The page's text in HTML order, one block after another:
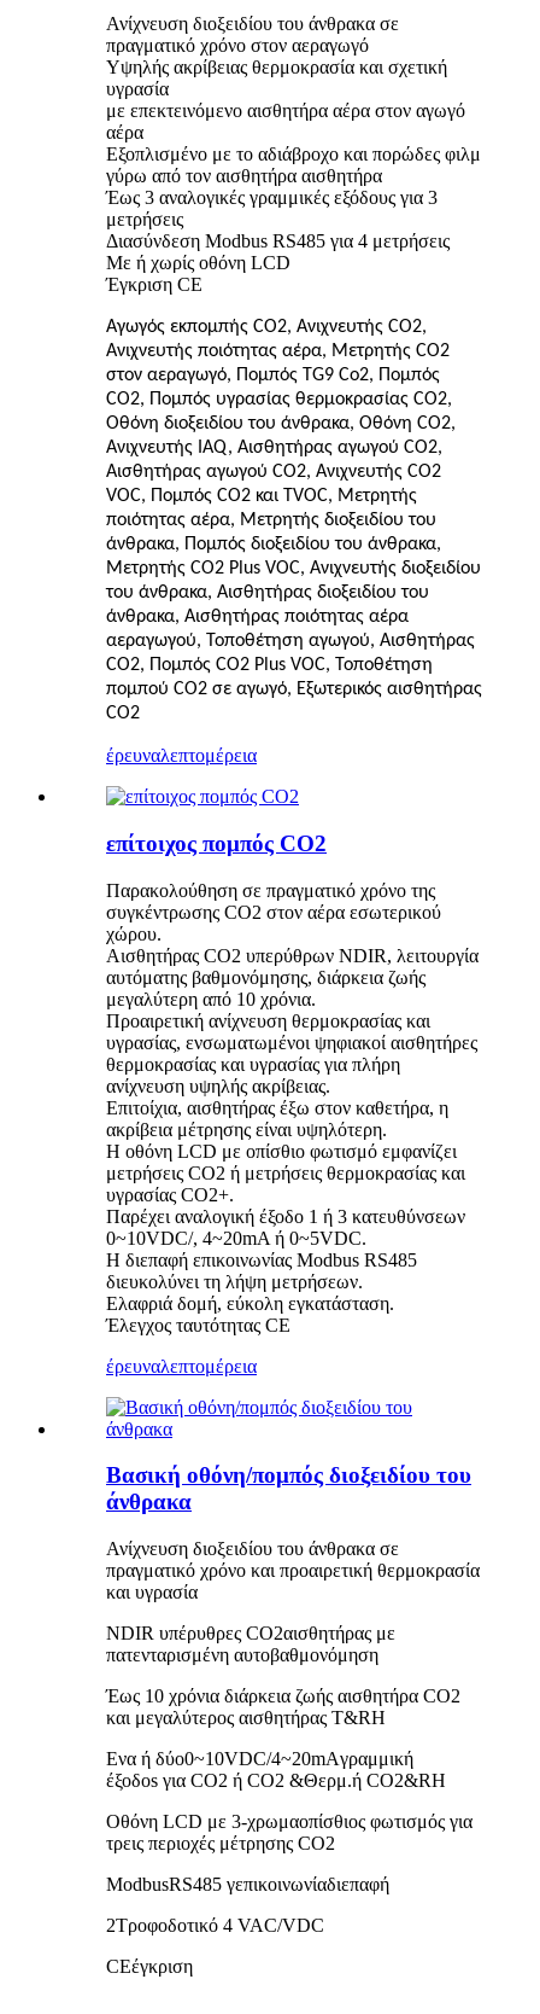
Ανίχνευση διοξειδίου του άνθρακα σε
πραγματικό χρόνο στον αεραγωγό
Υψηλής ακρίβειας θερμοκρασία και σχετική
υγρασία
με επεκτεινόμενο αισθητήρα αέρα στον αγωγό
αέρα
Εξοπλισμένο με το αδιάβροχο και πορώδες φιλμ
γύρω από τον αισθητήρα αισθητήρα
Έως 3 αναλογικές γραμμικές εξόδους για 3
μετρήσεις
Διασύνδεση Modbus RS485 για 4 μετρήσεις
Με ή χωρίς οθόνη LCD
Έγκριση CE
Αγωγός εκπομπής CO2, Ανιχνευτής CO2,
Ανιχνευτής ποιότητας αέρα, Μετρητής CO2
στον αεραγωγό, Πομπός TG9 Co2, Πομπός
CO2, Πομπός υγρασίας θερμοκρασίας CO2,
Οθόνη διοξειδίου του άνθρακα, Οθόνη CO2,
Ανιχνευτής IAQ, Αισθητήρας αγωγού CO2,
Αισθητήρας αγωγού CO2, Ανιχνευτής CO2
VOC, Πομπός CO2 και TVOC, Μετρητής
ποιότητας αέρα, Μετρητής διοξειδίου του
άνθρακα, Πομπός διοξειδίου του άνθρακα,
Μετρητής CO2 Plus VOC, Ανιχνευτής διοξειδίου
του άνθρακα, Αισθητήρας διοξειδίου του
άνθρακα, Αισθητήρας ποιότητας αέρα
αεραγωγού, Τοποθέτηση αγωγού, Αισθητήρας
CO2, Πομπός CO2 Plus VOC, Τοποθέτηση
πομπού CO2 σε αγωγό, Εξωτερικός αισθητήρας
CO2
έρευναλεπτομέρεια
επίτοιχος πομπός CO2
Παρακολούθηση σε πραγματικό χρόνο της
συγκέντρωσης CO2 στον αέρα εσωτερικού
χώρου.
Αισθητήρας CO2 υπερύθρων NDIR, λειτουργία
αυτόματης βαθμονόμησης, διάρκεια ζωής
μεγαλύτερη από 10 χρόνια.
Προαιρετική ανίχνευση θερμοκρασίας και
υγρασίας, ενσωματωμένοι ψηφιακοί αισθητήρες
θερμοκρασίας και υγρασίας για πλήρη
ανίχνευση υψηλής ακρίβειας.
Επιτοίχια, αισθητήρας έξω στον καθετήρα, η
ακρίβεια μέτρησης είναι υψηλότερη.
Η οθόνη LCD με οπίσθιο φωτισμό εμφανίζει
μετρήσεις CO2 ή μετρήσεις θερμοκρασίας και
υγρασίας CO2+.
Παρέχει αναλογική έξοδο 1 ή 3 κατευθύνσεων
0~10VDC/, 4~20mA ή 0~5VDC.
Η διεπαφή επικοινωνίας Modbus RS485
διευκολύνει τη λήψη μετρήσεων.
Ελαφριά δομή, εύκολη εγκατάσταση.
Έλεγχος ταυτότητας CE
έρευναλεπτομέρεια
Βασική οθόνη/πομπός διοξειδίου του
άνθρακα
Ανίχνευση διοξειδίου του άνθρακα σε
πραγματικό χρόνο και προαιρετική θερμοκρασία
και υγρασία
NDIR υπέρυθρες CO2αισθητήρας με
πατενταρισμένη αυτοβαθμονόμηση
Έως 10 χρόνια διάρκεια ζωής αισθητήρα CO2
και μεγαλύτερος αισθητήρας T&RH
Ενα ή δύο0~10VDC/4~20mAγραμμική
έξοδοs για CO2 ή CO2 &Θερμ.ή CO2&RH
Οθόνη LCD με 3-χρωμαοπίσθιος φωτισμός για
τρεις περιοχές μέτρησης CO2
ModbusRS485 γεπικοινωνίαδιεπαφή
2Τροφοδοτικό 4 VAC/VDC
CEέγκριση